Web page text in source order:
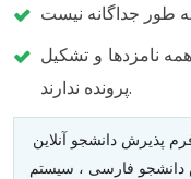
نامزدها و تشکیل
پرونده ندارند.
پذیرش دانشجو آنلاین
دانشجو فارسی ، سیستم